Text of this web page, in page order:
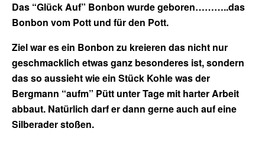
Das “Glück Auf” Bonbon wurde geboren………..das
Bonbon vom Pott und für den Pott.
Ziel war es ein Bonbon zu kreieren das nicht nur
geschmacklich etwas ganz besonderes ist, sondern
das so aussieht wie ein Stück Kohle was der
Bergmann “aufm” Pütt unter Tage mit harter Arbeit
abbaut. Natürlich darf er dann gerne auch auf eine
Silberader stoßen.